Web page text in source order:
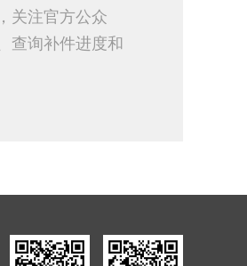
关注官方公众
查询补件进度和